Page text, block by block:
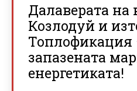
Далаверата на
Козлодуй и
Топлофикация
запазената
енергетиката!